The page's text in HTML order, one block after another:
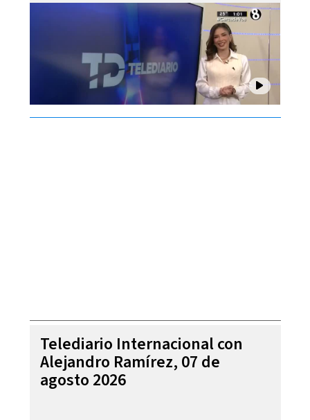
Telediario Internacional con
Alejandro Ramírez, 07 de
agosto 2026